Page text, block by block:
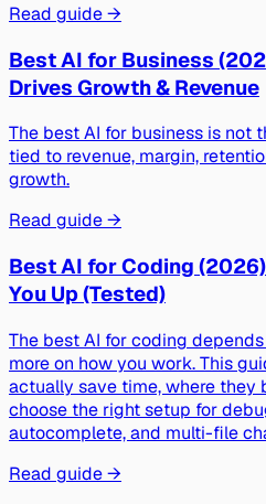
Read guide →
Best AI for Business
Drives Growth & Revenue
The best AI for business is not
tied to revenue, margin,
growth.
Read guide →
Best AI for Coding
You Up (Tested)
The best AI for coding
more on how you work. This
actually save time, where they
choose the right setup for
autocomplete, and multi-file
Read guide →